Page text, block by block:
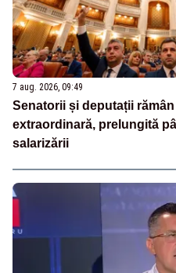
7 aug. 2026, 09:49
Senatorii și deputații
extraordinară, prelungită
salarizării